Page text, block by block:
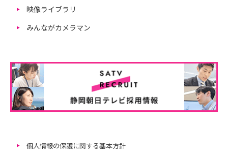
映像ライブラリ
みんながカメラマン
個人情報の保護に関する基本方針